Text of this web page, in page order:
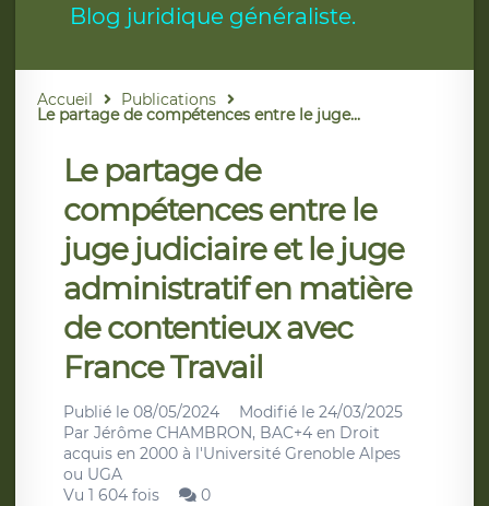
Blog juridique généraliste.
Accueil Publications
Le partage de compétences entre le juge...
Le partage de
compétences entre le
juge judiciaire et le juge
administratif en matière
de contentieux avec
France Travail
Publié le 08/05/2024 Modifié le 24/03/2025
Par Jérôme CHAMBRON, BAC+4 en Droit
acquis en 2000 à l'Université Grenoble Alpes
ou UGA
Vu 1 604 fois
0